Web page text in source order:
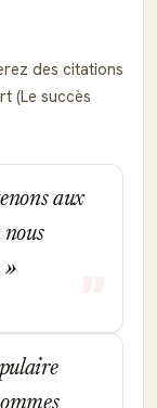
des citations
(Le succès
aux